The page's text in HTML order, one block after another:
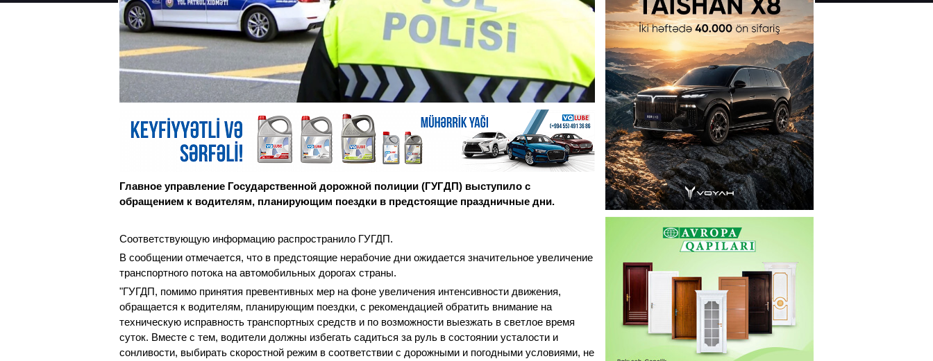
Главное управление Государственной дорожной полиции (ГУГДП) выступило с
обращением к водителям, планирующим поездки в предстоящие праздничные дни.
Соответствующую информацию распространило ГУГДП.
В сообщении отмечается, что в предстоящие нерабочие дни ожидается значительное увеличение
транспортного потока на автомобильных дорогах страны.
"ГУГДП, помимо принятия превентивных мер на фоне увеличения интенсивности движения,
обращается к водителям, планирующим поездки, с рекомендацией обратить внимание на
техническую исправность транспортных средств и по возможности выезжать в светлое время
суток. Вместе с тем, водители должны избегать садиться за руль в состоянии усталости и
сонливости, выбирать скоростной режим в соответствии с дорожными и погодными условиями, не